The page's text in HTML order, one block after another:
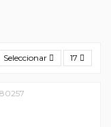
Seleccionar 17